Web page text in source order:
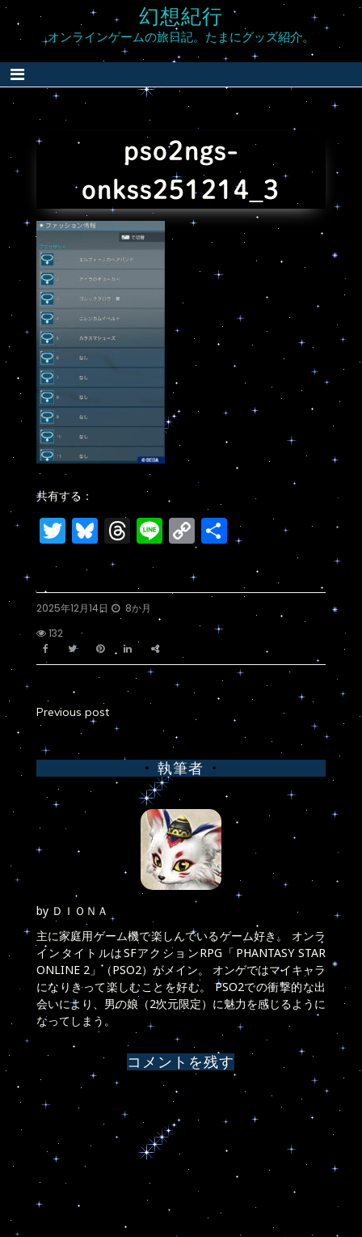
Skip
content
幻想紀行
オンラインゲームの旅日記。たまにグッズ紹介。
pso2ngs-
onkss251214_3
共有する：
Twitter
Bluesky
Threads
LineCopy
Link
共
2025年12月14日
8か月
132
投
稿
ナ
ビ
ゲ
シ
ョ
ン
Previous post
執筆者
by ＤＩＯＮＡ
主に家庭用ゲーム機で楽しんでいるゲーム好き。 オンラ
インタイトルはSFアクションRPG「PHANTASY STAR
ONLINE 2」（PSO2）がメイン。 オンゲではマイキャラ
になりきって楽しむことを好む。 PSO2での衝撃的な出
会いにより、男の娘（2次元限定）に魅力を感じるように
なってしまう。
コメントを残す